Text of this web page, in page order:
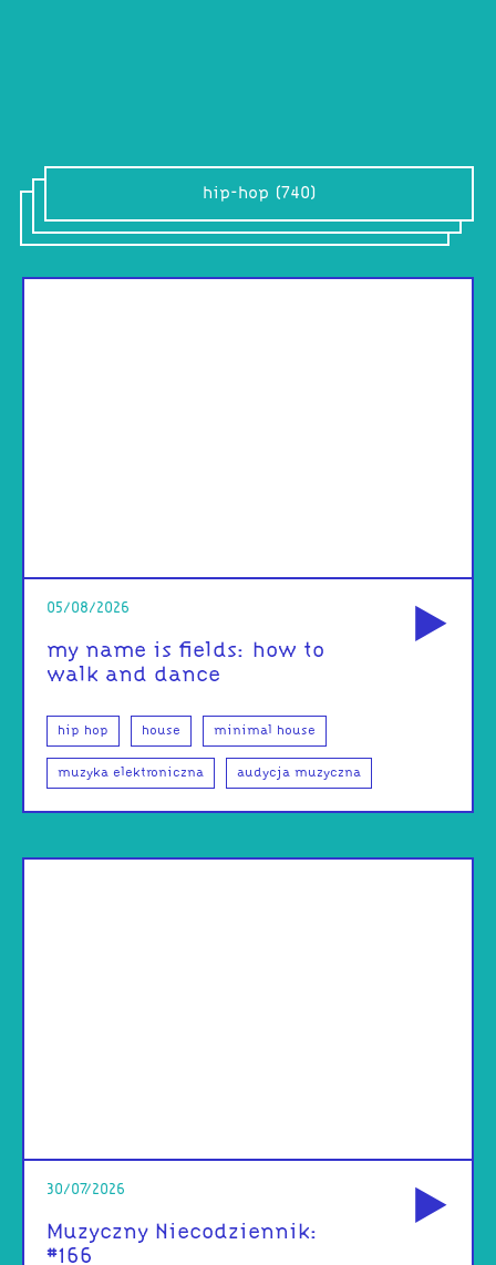
hip-hop (740)
05/08/2026
my name is fields: how to
walk and dance
hip hop house minimal house
muzyka elektroniczna audycja muzyczna
30/07/2026
Muzyczny Niecodziennik:
#166